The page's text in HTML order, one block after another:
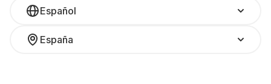
Español
España